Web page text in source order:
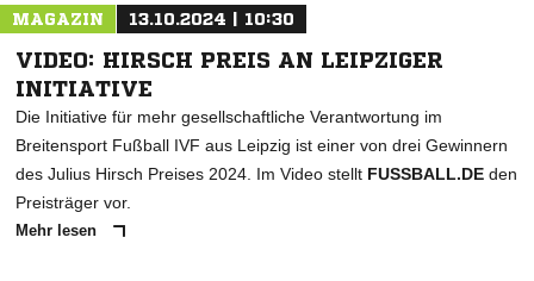
MAGAZIN 13.10.2024 | 10:30
VIDEO: HIRSCH PREIS AN LEIPZIGER
INITIATIVE
Die Initiative für mehr gesellschaftliche Verantwortung im
Breitensport Fußball IVF aus Leipzig ist einer von drei Gewinnern
des Julius Hirsch Preises 2024. Im Video stellt FUSSBALL.DE den
Preisträger vor.
Mehr lesen